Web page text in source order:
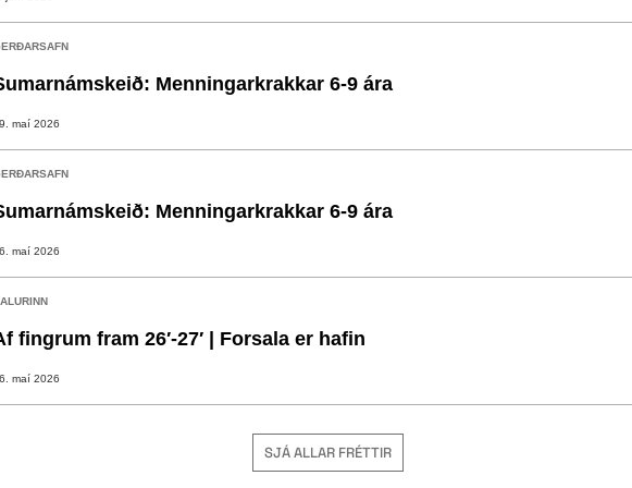
Menningarkrakkar 6-9 ára
maí 2026
Menningarkrakkar 6-9 ára
maí 2026
fingrum fram 26′-27′ | Forsala er hafin
maí 2026
SJÁ ALLAR FRÉTTIR